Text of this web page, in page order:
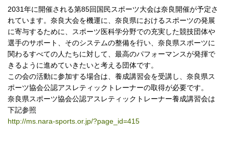
2031年に開催される第85回国民スポーツ大会は奈良開催が予定さ
れています。奈良大会を機運に、奈良県におけるスポーツの発展
に寄与するために、スポーツ医科学分野での充実した競技団体や
選手のサポート、そのシステムの整備を行い、奈良県スポーツに
関わるすべての人たちに対して、最高のパフォーマンスが発揮で
きるように進めていきたいと考える団体です。
この会の活動に参加する場合は、養成講習会を受講し、奈良県ス
ポーツ協会公認アスレティックトレーナーの取得が必要です。
奈良県スポーツ協会公認アスレティックトレーナー養成講習会は
下記参照
http://ms.nara-sports.or.jp/?page_id=415